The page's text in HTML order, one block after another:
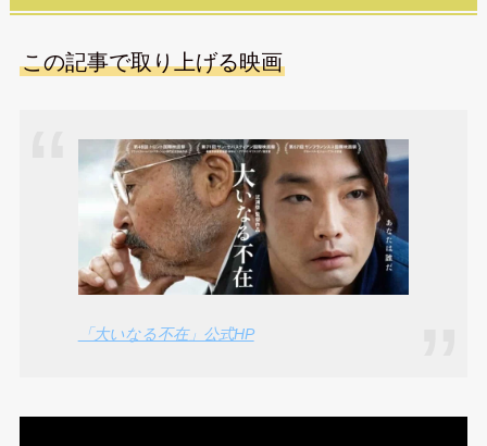
この記事で取り上げる映画
「大いなる不在」公式HP